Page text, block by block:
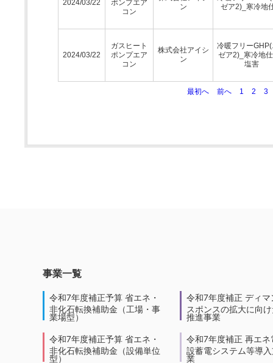
2024/03/22
ポンプエア
コン
ン
ゼア2)_寒冷地
2024/03/22
ガスヒート
ポンプエア
コン
株式会社アイシ
ン
冷暖フリー
ゼア2)_寒冷地
塩害
最初へ 前へ 1 2 3
事業一覧
令和7年度補正予算 省エネ・
非化石転換補助金（工場・事
業場型）
令和7年度補正予算 省エネ・
非化石転換補助金（設備単位
型）
令和7年度補正 ディマ
スポンスの拡大に向
推進事業
令和7年度補正 再エネ
設蓄電システム等導
業